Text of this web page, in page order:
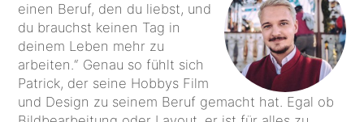
einen Beruf, den du liebst, und
du brauchst keinen Tag in
deinem Leben mehr zu
arbeiten.“ Genau so fühlt sich
Patrick, der seine Hobbys Film
und Design zu seinem Beruf gemacht hat. Egal ob